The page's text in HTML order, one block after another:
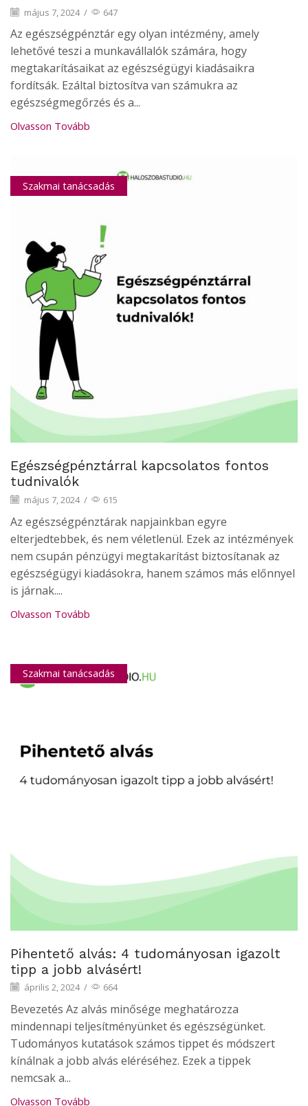
május 7, 2024 / 647
Az egészségpénztár egy olyan intézmény, amely
lehetővé teszi a munkavállalók számára, hogy
megtakarításaikat az egészségügyi kiadásaikra
fordítsák. Ezáltal biztosítva van számukra az
egészségmegőrzés és a...
Olvasson Tovább
Szakmai tanácsadás
Egészségpénztárral kapcsolatos fontos
tudnivalók
május 7, 2024 / 615
Az egészségpénztárak napjainkban egyre
elterjedtebbek, és nem véletlenül. Ezek az intézmények
nem csupán pénzügyi megtakarítást biztosítanak az
egészségügyi kiadásokra, hanem számos más előnnyel
is járnak....
Olvasson Tovább
Szakmai tanácsadás
Pihentető alvás: 4 tudományosan igazolt
tipp a jobb alvásért!
április 2, 2024 / 664
Bevezetés Az alvás minősége meghatározza
mindennapi teljesítményünket és egészségünket.
Tudományos kutatások számos tippet és módszert
kínálnak a jobb alvás eléréséhez. Ezek a tippek
nemcsak a...
Olvasson Tovább